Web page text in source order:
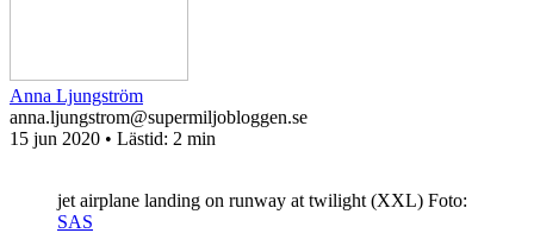
Anna Ljungström
anna.ljungstrom@supermiljobloggen.se
15 jun 2020 • Lästid: 2 min
jet airplane landing on runway at twilight (XXL) Foto:
SAS